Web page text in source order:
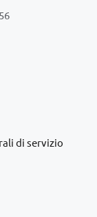
di servizio